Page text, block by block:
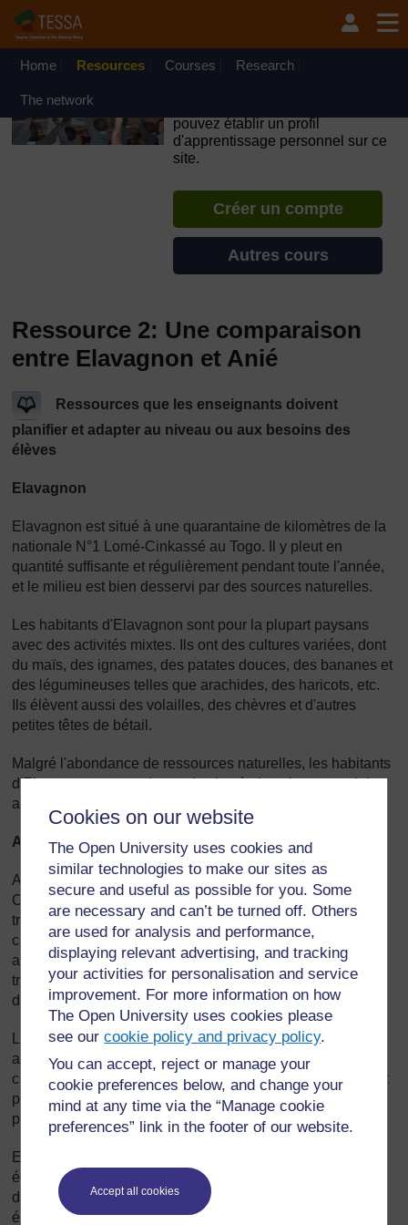
Cookies on our website
The Open University uses cookies and
similar technologies to make our sites as
secure and useful as possible for you. Some
are necessary and can’t be turned off. Others
are used for analysis and performance,
displaying relevant advertising, and tracking
your activities for personalisation and service
improvement. For more information on how
The Open University uses cookies please
see ourcookie policy and privacy policy.
You can accept, reject or manage your
cookie preferences below, and change your
mind at any time via the “Manage cookie
preferences” link in the footer of our website.
Accept all cookies
Passer au contenu principal
OpenLearn Create will be unavailable on Wednesday 12
August 2026 from 8am to 10.30am (GMT) due to routine
Home Resources Courses Research
The network
pouvez établir un profil
d'apprentissage personnel sur ce
site.
Créer un compte
Autres cours
Ressource 2: Une comparaison
entre Elavagnon et Anié
Ressources que les enseignants doivent
planifier et adapter au niveau ou aux besoins des
élèves
Elavagnon
Elavagnon est situé à une quarantaine de kilomètres de la
nationale N°1 Lomé-Cinkassé au Togo. Il y pleut en
quantité suffisante et régulièrement pendant toute l'année,
et le milieu est bien desservi par des sources naturelles.
Les habitants d'Elavagnon sont pour la plupart paysans
avec des activités mixtes. Ils ont des cultures variées, dont
du maïs, des ignames, des patates douces, des bananes et
des légumineuses telles que arachides, des haricots, etc.
Ils élèvent aussi des volailles, des chèvres et d'autres
petites têtes de bétail.
Malgré l'abondance de ressources naturelles, les habitants
d'Elavagnon ont un niveau de vie très bas. Leurs produits
agricoles sont en effet peu payés.
Anié
Anié est un point commercial sur la nationale N°1 Lomé-
Cinkassé. Puisqu'il est située sur une route commerciale
très importante, les habitants ont été de tous temps
capables de développer de forts contacts commerciaux
avec les villes. Ils ont aussi construit des réseaux entre les
transporteurs routiers et autres qui leur permettent de
déplacer les produits de manière plus économique.
La plupart des habitants d'Anié sont commerçants. Ils
achètent des produits agricoles, des volailles et des
chèvres à bon prix dans les villages ruraux des environs et
peuvent les revendre plus chers dans les zones urbaines
plus importantes comme Atakpamé, Kara ou Lomé.
En résultat, les habitants d'Anié ont un niveau de vie plus
élevé que les habitants des villages des alentours. Anié a
des infrastructures sociales, dont des dispensaires, des
écoles, et un réseau d'alimentation en eau.